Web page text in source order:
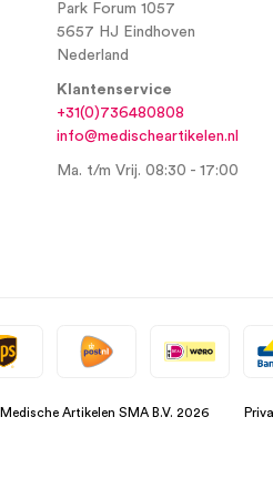
Park Forum 1057
5657 HJ Eindhoven
Nederland
Klantenservice
+31(0)736480808
info@medischeartikelen.nl
Ma. t/m Vrij. 08:30 - 17:00
Artikelen SMA B.V. 2026